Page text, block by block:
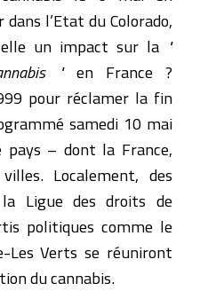
l’Etat du Colorado,
un impact sur la "
"en France ?
pour réclamer la fin
samedi 10 mai
pays – dont la France,
Localement, des
la Ligue des droits de
politiques comme le
Les Verts se réuniront
du cannabis.